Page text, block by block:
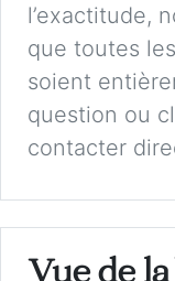
l’exactitude,
que toutes
soient
question ou
contacter